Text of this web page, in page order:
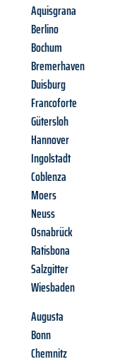
Aquisgrana
Berlino
Bochum
Bremerhaven
Duisburg
Francoforte
Gütersloh
Hannover
Ingolstadt
Coblenza
Moers
Neuss
Osnabrück
Ratisbona
Salzgitter
Wiesbaden
Augusta
Bonn
Chemnitz